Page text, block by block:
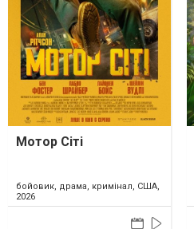
Мотор Сіті
бойовик, драма, кримінал, США,
2026